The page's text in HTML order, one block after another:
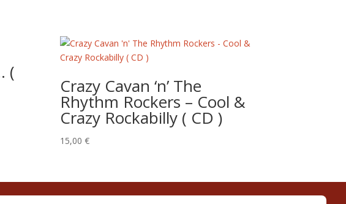
(
Crazy Cavan ‘n’ The
Rhythm Rockers – Cool &
Crazy Rockabilly ( CD )
15,00€